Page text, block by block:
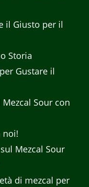
il Giusto per il
Storia
Gustare il
Sour con
noi!
Mezcal Sour
di mezcal per